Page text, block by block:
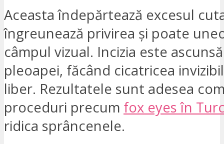
Aceasta îndepărtează excesul
îngreunează privirea și poate
câmpul vizual. Incizia este
pleoapei, făcând cicatricea
liber. Rezultatele sunt adesea
proceduri precum fox eyes în
ridica sprâncenele.